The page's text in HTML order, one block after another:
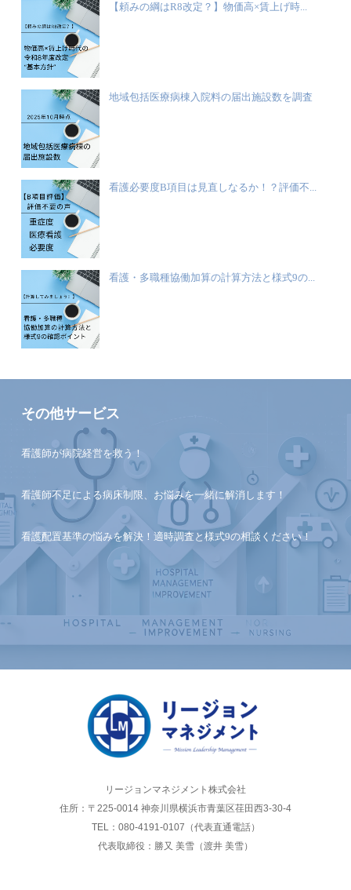
【頼みの綱はR8改定？】物価高×賃上げ時...
地域包括医療病棟入院料の届出施設数を調査
看護必要度B項目は見直しなるか！？評価不...
看護・多職種協働加算の計算方法と様式9の...
その他サービス
看護師が病院経営を救う！
看護師不足による病床制限、お悩みを一緒に解消します！
看護配置基準の悩みを解決！適時調査と様式9の相談ください！
リージョンマネジメント株式会社
住所：〒225-0014 神奈川県横浜市青葉区荏田西3-30-4
TEL：080-4191-0107（代表直通電話）
代表取締役：勝又 美雪（渡井 美雪）